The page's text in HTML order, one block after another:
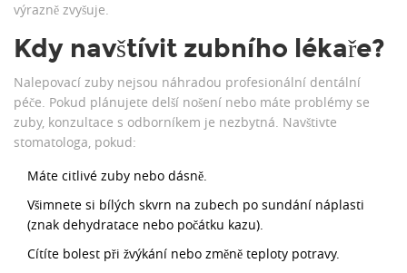
výrazně zvyšuje.
Kdy navštívit zubního lékaře?
Nalepovací zuby nejsou náhradou profesionální dentální
péče. Pokud plánujete delší nošení nebo máte problémy se
zuby, konzultace s odborníkem je nezbytná. Navštivte
stomatologa, pokud:
Máte citlivé zuby nebo dásně.
Všimnete si bílých skvrn na zubech po sundání náplasti
(znak dehydratace nebo počátku kazu).
Cítíte bolest při žvýkání nebo změně teploty potravy.